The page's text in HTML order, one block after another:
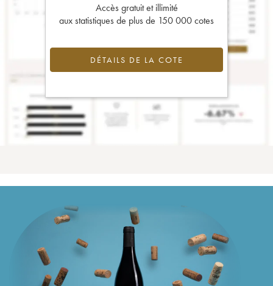
Accès gratuit et illimité
aux statistiques de plus de 150 000 cotes
DÉTAILS DE LA COTE